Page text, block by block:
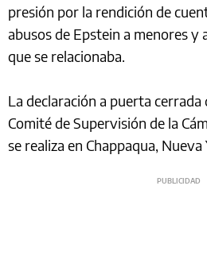
presión por la rendición de
abusos de Epstein a menores y
que se relacionaba.
La declaración a puerta cerrada
Comité de Supervisión de la
se realiza en Chappaqua, Nueva